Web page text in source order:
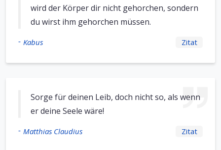
wird der Körper dir nicht gehorchen, sondern
du wirst ihm gehorchen müssen.
- Kabus Zitat
Sorge für deinen Leib, doch nicht so, als wenn
er deine Seele wäre!
- Matthias Claudius Zitat